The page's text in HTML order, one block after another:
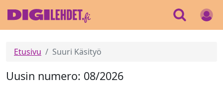
Etusivu Suuri Käsityö
Uusin numero: 08/2026